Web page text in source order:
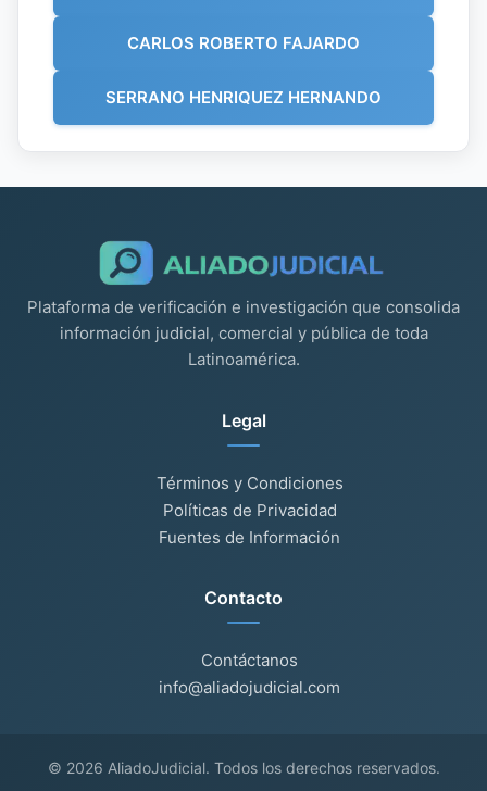
CARLOS ROBERTO FAJARDO
SERRANO HENRIQUEZ HERNANDO
Plataforma de verificación e investigación que consolida
información judicial, comercial y pública de toda
Latinoamérica.
Legal
Términos y Condiciones
Políticas de Privacidad
Fuentes de Información
Contacto
Contáctanos
info@aliadojudicial.com
© 2026 AliadoJudicial. Todos los derechos reservados.